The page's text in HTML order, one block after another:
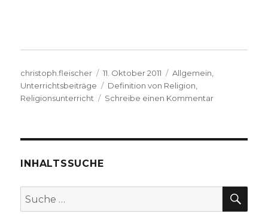
Autor
christoph.fleischer
Veröffentlicht
am
11. Oktober 2011 Kategorien
Allgemein
Unterrichtsbeiträge
Schlagwörter
Definition von Religion
Religionsunterricht
Schreibe einen Kommentarzu
Definition
Antworten
INHALTSSUCHE
Suche
nach: